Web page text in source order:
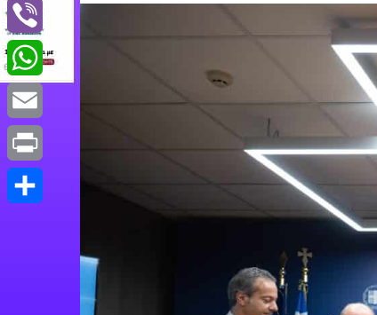
LinkedIn
Viber
WhatsApp
Email
Print